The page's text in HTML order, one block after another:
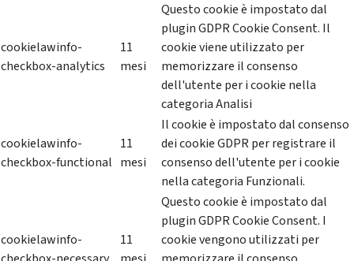
cookielawinfo-
checkbox-analytics
11
mesi
Questo cookie è impostato dal
plugin GDPR Cookie Consent. Il
cookie viene utilizzato per
memorizzare il consenso
dell'utente per i cookie nella
categoria Analisi
cookielawinfo-
checkbox-functional
11
mesi
Il cookie è impostato dal consenso
dei cookie GDPR per registrare il
consenso dell'utente per i cookie
nella categoria Funzionali.
cookielawinfo-
11
Questo cookie è impostato dal
plugin GDPR Cookie Consent. I
cookie vengono utilizzati per